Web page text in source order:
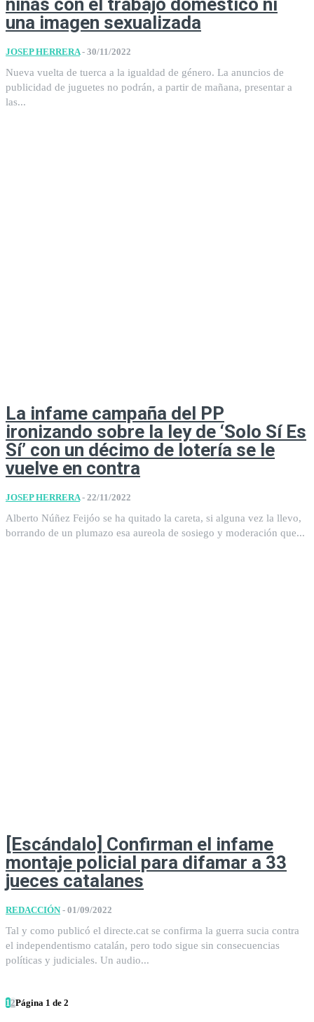
niñas con el trabajo doméstico ni
una imagen sexualizada
JOSEP HERRERA - 30/11/2022
Nueva vuelta de tuerca a la igualdad de género. La anuncios de
publicidad de juguetes no podrán, a partir de mañana, presentar a
las...
La infame campaña del PP
ironizando sobre la ley de ‘Solo Sí Es
Sí’ con un décimo de lotería se le
vuelve en contra
JOSEP HERRERA - 22/11/2022
Alberto Núñez Feijóo se ha quitado la careta, si alguna vez la llevo,
borrando de un plumazo esa aureola de sosiego y moderación que...
[Escándalo] Confirman el infame
montaje policial para difamar a 33
jueces catalanes
REDACCIÓN - 01/09/2022
Tal y como publicó el directe.cat se confirma la guerra sucia contra
el independentismo catalán, pero todo sigue sin consecuencias
políticas y judiciales. Un audio...
1 2Página 1 de 2